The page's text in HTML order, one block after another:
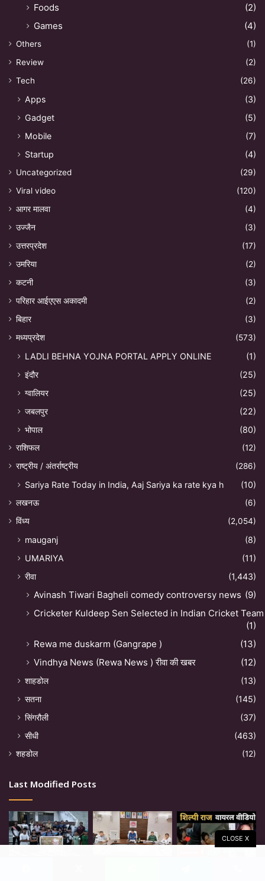
Foods
(2)
Games
(4)
Others
(1)
Review
(2)
Tech
(26)
Apps
(3)
Gadget
(5)
Mobile
(7)
Startup
(4)
Uncategorized
(29)
Viral video
(120)
आगर मालवा
(4)
उज्जैन
(3)
उत्तरप्रदेश
(17)
उमरिया
(2)
कटनी
(3)
परिहार आईएएस अकादमी
(2)
बिहार
(3)
मध्यप्रदेश
(573)
LADLI BEHNA YOJNA PORTAL APPLY ONLINE
(1)
इंदौर
(25)
ग्वालियर
(25)
जबलपुर
(22)
भोपाल
(80)
राशिफल
(12)
राष्ट्रीय / अंतर्राष्ट्रीय
(286)
Sariya Rate Today in India, Aaj Sariya ka rate kya h (10)
लखनऊ
(6)
विंध्य
(2,054)
mauganj
(8)
UMARIYA
(11)
रीवा
(1,443)
Avinash Tiwari Bagheli comedy controversy news (9)
Cricketer Kuldeep Sen Selected in Indian Cricket Team
(1)
Rewa me duskarm (Gangrape )
(13)
Vindhya News (Rewa News ) रीवा की खबर
(12)
शाहडोल
(13)
सतना
(145)
सिंगरौली
(37)
सीधी
(463)
शहडोल (12)
Last Modified Posts
CLOSE X